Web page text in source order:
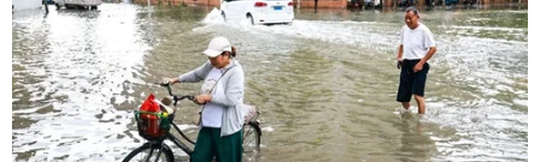
Thẻ tín dụng nội địa sẽ thúc đẩy thanh toán không dùng tiền
mặt. (Ảnh: CTV/Vietnam+)
Ông Nguyễn Quang Minh - Phó Tổng giám đốc
Công ty cổ phần Thanh toán quốc gia Việt Nam